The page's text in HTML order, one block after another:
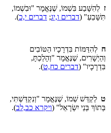
ז לְהִשָּׁבַע בִּשְׁמוֹ, שֶׁנֶּאֱמָר "וּבִשְׁמוֹ,
תִּשָּׁבֵעַ" (דברים ו,יג; דברים י,כ).
ח לְהִדַּמּוֹת בִּדְרָכָיו הַטּוֹבִים
וְהַיְשָׁרִים, שֶׁנֶּאֱמָר "וְהָלַכְתָּ,
בִּדְרָכָיו" (דברים כח,ט).
ט לְקַדַּשׁ שְׁמוֹ, שֶׁנֶּאֱמָר "וְנִקְדַּשְׁתִּי,
בְּתוֹךְ בְּנֵי יִשְׂרָאֵל" (ויקרא כב,לב).